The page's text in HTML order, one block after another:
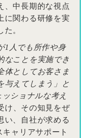
、中長期的な視点
に関わる研修を実
。
1人でも所作や身
なことを実施でき
体としてお客さま
与えてしまう」と
ショナルな考え
け、その知見をぜ
い、自社が求める
ャリアサポート